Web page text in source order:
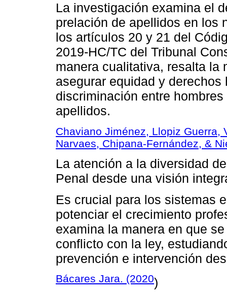
La investigación examina el
prelación de apellidos en los
los artículos 20 y 21 del
2019-HC/TC del Tribunal
manera cualitativa, resalta la
asegurar equidad y
discriminación entre
apellidos.
Chaviano Jiménez, Llopiz
Narvaes, Chipana-Fernández, &
La atención a la diversidad
Penal desde una visión
Es crucial para los sistemas
potenciar el crecimiento
examina la manera en que
conflicto con la ley,
prevención e intervención
Bácares Jara. (2020)